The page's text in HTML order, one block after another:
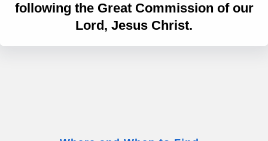
following the Great Commission of our
Lord, Jesus Christ.